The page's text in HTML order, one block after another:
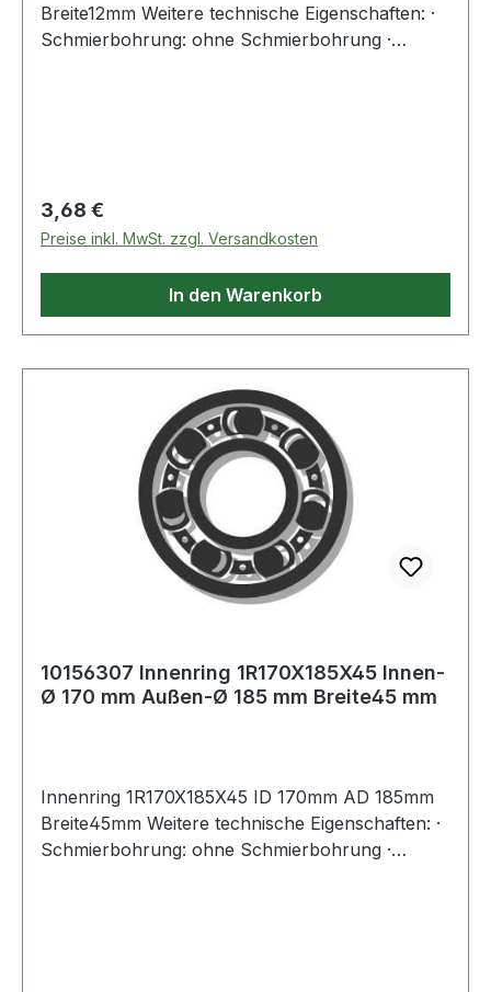
Breite12mm Weitere technische Eigenschaften: ·
Schmierbohrung: ohne Schmierbohrung ·
Regulärer Preis:
3,68 €
Preise inkl. MwSt. zzgl. Versandkosten
In den Warenkorb
10156307 Innenring 1R170X185X45 Innen-
Ø 170 mm Außen-Ø 185 mm Breite45 mm
Innenring 1R170X185X45 ID 170mm AD 185mm
Breite45mm Weitere technische Eigenschaften: ·
Schmierbohrung: ohne Schmierbohrung ·